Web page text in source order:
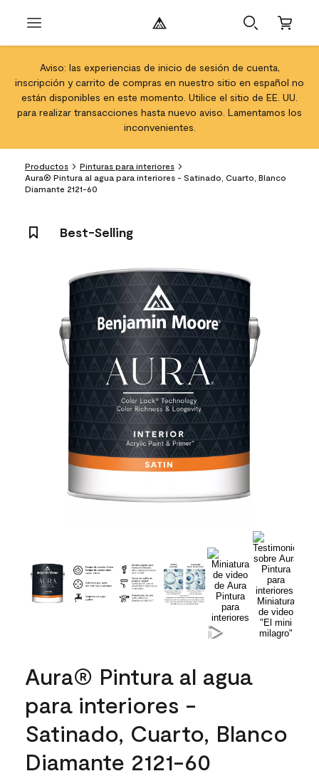
Aviso: las experiencias de inicio de sesión de cuenta,
inscripción y carrito de compras en nuestro sitio en español no
están disponibles en este momento. Utilice el sitio de EE. UU.
para realizar transacciones hasta nuevo aviso. Lamentamos los
inconvenientes.
Productos
Pinturas para interiores
Aura® Pintura al agua para interiores - Satinado, Cuarto, Blanco
Diamante 2121-60
Best-Selling
Aura® Pintura al agua
para interiores -
Satinado, Cuarto, Blanco
Diamante 2121-60